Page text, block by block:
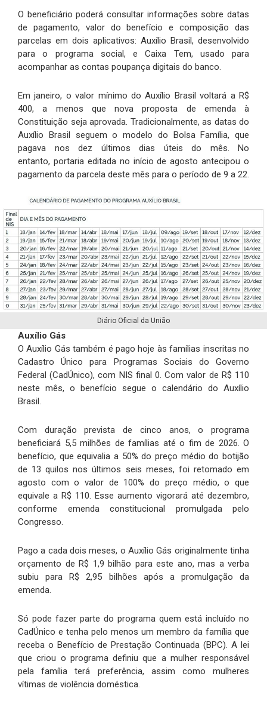
O beneficiário poderá consultar informações sobre datas
de pagamento, valor do benefício e composição das
parcelas em dois aplicativos: Auxílio Brasil, desenvolvido
para o programa social, e Caixa Tem, usado para
acompanhar as contas poupança digitais do banco.
Em janeiro, o valor mínimo do Auxílio Brasil voltará a R$
400, a menos que nova proposta de emenda à
Constituição seja aprovada. Tradicionalmente, as datas do
Auxílio Brasil seguem o modelo do Bolsa Família, que
pagava nos dez últimos dias úteis do mês. No
entanto, portaria editada no início de agosto antecipou o
pagamento da parcela deste mês para o período de 9 a 22.
Diário Oficial da União
Auxílio Gás
O Auxílio Gás também é pago hoje às famílias inscritas no
Cadastro Único para Programas Sociais do Governo
Federal (CadÚnico), com NIS final 0. Com valor de R$ 110
neste mês, o benefício segue o calendário do Auxílio
Brasil.
Com duração prevista de cinco anos, o programa
beneficiará 5,5 milhões de famílias até o fim de 2026. O
benefício, que equivalia a 50% do preço médio do botijão
de 13 quilos nos últimos seis meses, foi retomado em
agosto com o valor de 100% do preço médio, o que
equivale a R$ 110. Esse aumento vigorará até dezembro,
conforme emenda constitucional promulgada pelo
Congresso.
Pago a cada dois meses, o Auxílio Gás originalmente tinha
orçamento de R$ 1,9 bilhão para este ano, mas a verba
subiu para R$ 2,95 bilhões após a promulgação da
emenda.
Só pode fazer parte do programa quem está incluído no
CadÚnico e tenha pelo menos um membro da família que
receba o Benefício de Prestação Continuada (BPC). A lei
que criou o programa definiu que a mulher responsável
pela família terá preferência, assim como mulheres
vítimas de violência doméstica.